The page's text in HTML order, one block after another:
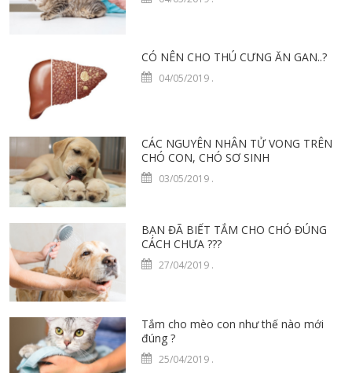
CÓ NÊN CHO THÚ CƯNG ĂN GAN..?
04/05/2019 .
CÁC NGUYÊN NHÂN TỬ VONG TRÊN
CHÓ CON, CHÓ SƠ SINH
03/05/2019 .
BẠN ĐÃ BIẾT TẮM CHO CHÓ ĐÚNG
CÁCH CHƯA ???
27/04/2019 .
Tắm cho mèo con như thế nào mới
đúng ?
25/04/2019 .